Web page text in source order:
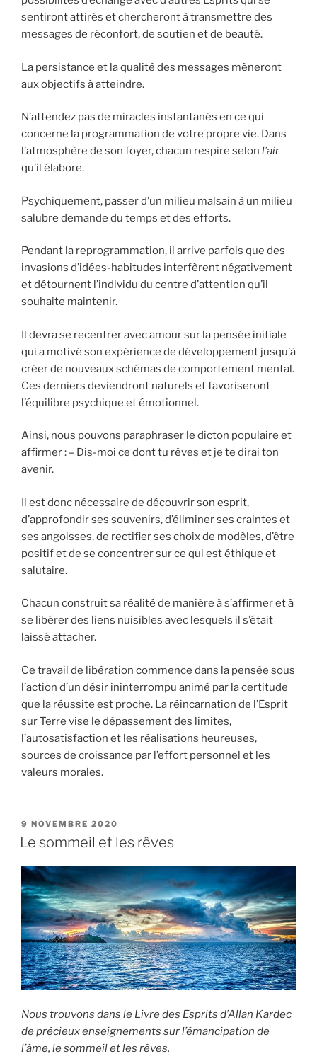
sentiront attirés et chercheront à transmettre des
messages de réconfort, de soutien et de beauté.
La persistance et la qualité des messages mèneront
aux objectifs à atteindre.
N’attendez pas de miracles instantanés en ce qui
concerne la programmation de votre propre vie. Dans
l’atmosphère de son foyer, chacun respire selon l’air
qu’il élabore.
Psychiquement, passer d’un milieu malsain à un milieu
salubre demande du temps et des efforts.
Pendant la reprogrammation, il arrive parfois que des
invasions d’idées-habitudes interfèrent négativement
et détournent l’individu du centre d’attention qu’il
souhaite maintenir.
Il devra se recentrer avec amour sur la pensée initiale
qui a motivé son expérience de développement jusqu’à
créer de nouveaux schémas de comportement mental.
Ces derniers deviendront naturels et favoriseront
l’équilibre psychique et émotionnel.
Ainsi, nous pouvons paraphraser le dicton populaire et
affirmer : – Dis-moi ce dont tu rêves et je te dirai ton
avenir.
Il est donc nécessaire de découvrir son esprit,
d’approfondir ses souvenirs, d’éliminer ses craintes et
ses angoisses, de rectifier ses choix de modèles, d’être
positif et de se concentrer sur ce qui est éthique et
salutaire.
Chacun construit sa réalité de manière à s’affirmer et à
se libérer des liens nuisibles avec lesquels il s’était
laissé attacher.
Ce travail de libération commence dans la pensée sous
l’action d’un désir ininterrompu animé par la certitude
que la réussite est proche. La réincarnation de l’Esprit
sur Terre vise le dépassement des limites,
l’autosatisfaction et les réalisations heureuses,
sources de croissance par l’effort personnel et les
valeurs morales.
PUBLIÉ
LE
9 NOVEMBRE 2020
Le sommeil et les rêves
Nous trouvons dans le Livre des Esprits d’Allan Kardec
de précieux enseignements sur l’émancipation de
l’âme, le sommeil et les rêves.